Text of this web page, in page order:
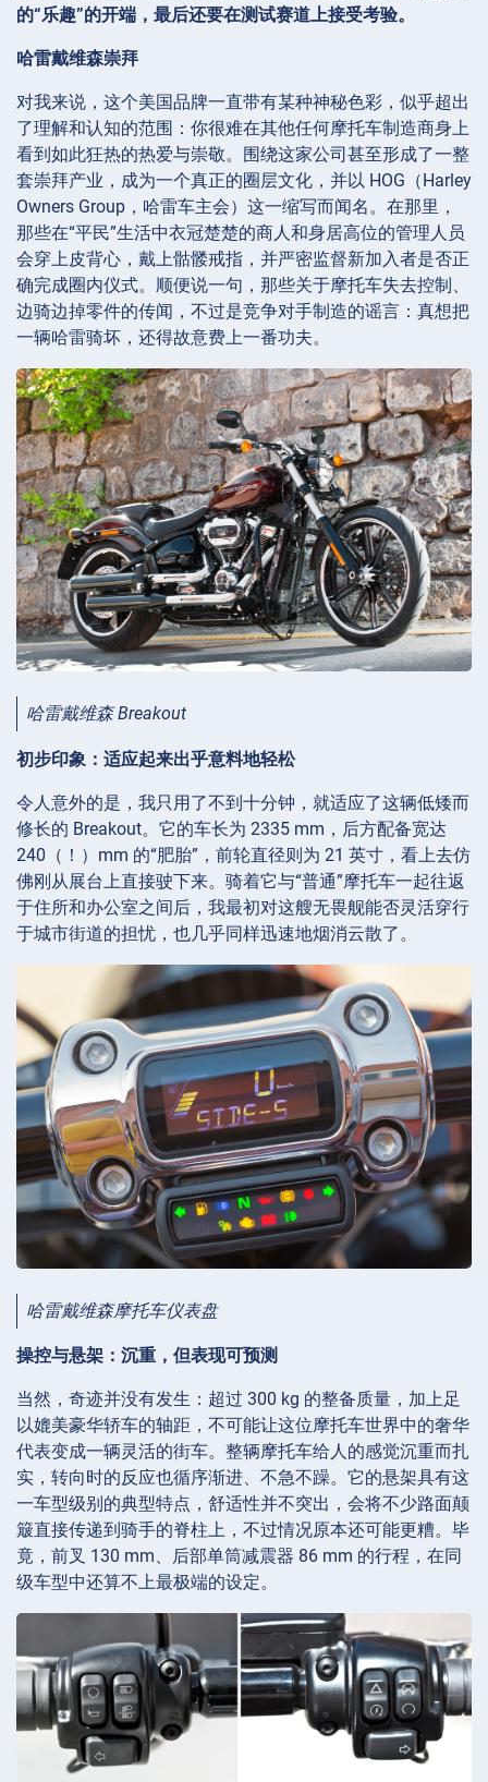
的“乐趣”的开端，最后还要在测试赛道上接受考验。
哈雷戴维森崇拜
对我来说，这个美国品牌一直带有某种神秘色彩，似乎超出
了理解和认知的范围：你很难在其他任何摩托车制造商身上
看到如此狂热的热爱与崇敬。围绕这家公司甚至形成了一整
套崇拜产业，成为一个真正的圈层文化，并以 HOG（Harley
Owners Group，哈雷车主会）这一缩写而闻名。在那里，
那些在“平民”生活中衣冠楚楚的商人和身居高位的管理人员
会穿上皮背心，戴上骷髅戒指，并严密监督新加入者是否正
确完成圈内仪式。顺便说一句，那些关于摩托车失去控制、
边骑边掉零件的传闻，不过是竞争对手制造的谣言：真想把
一辆哈雷骑坏，还得故意费上一番功夫。
哈雷戴维森 Breakout
初步印象：适应起来出乎意料地轻松
令人意外的是，我只用了不到十分钟，就适应了这辆低矮而
修长的 Breakout。它的车长为 2335 mm，后方配备宽达
240（！）mm 的“肥胎”，前轮直径则为 21 英寸，看上去仿
佛刚从展台上直接驶下来。骑着它与“普通”摩托车一起往返
于住所和办公室之间后，我最初对这艘无畏舰能否灵活穿行
于城市街道的担忧，也几乎同样迅速地烟消云散了。
哈雷戴维森摩托车仪表盘
操控与悬架：沉重，但表现可预测
当然，奇迹并没有发生：超过 300 kg 的整备质量，加上足
以媲美豪华轿车的轴距，不可能让这位摩托车世界中的奢华
代表变成一辆灵活的街车。整辆摩托车给人的感觉沉重而扎
实，转向时的反应也循序渐进、不急不躁。它的悬架具有这
一车型级别的典型特点，舒适性并不突出，会将不少路面颠
簸直接传递到骑手的脊柱上，不过情况原本还可能更糟。毕
竟，前叉 130 mm、后部单筒减震器 86 mm 的行程，在同
级车型中还算不上最极端的设定。